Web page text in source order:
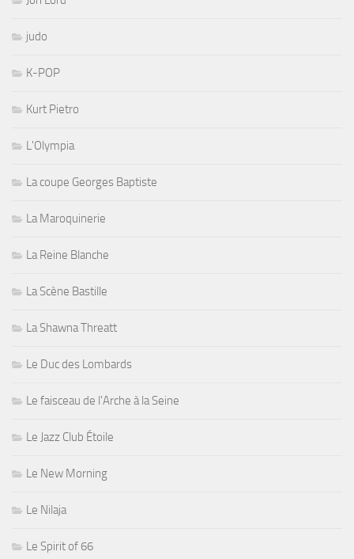
judo
K-POP
Kurt Pietro
L'Olympia
La coupe Georges Baptiste
La Maroquinerie
La Reine Blanche
La Scène Bastille
La Shawna Threatt
Le Duc des Lombards
Le faisceau de l'Arche à la Seine
Le Jazz Club Étoile
Le New Morning
Le Nilaja
Le Spirit of 66